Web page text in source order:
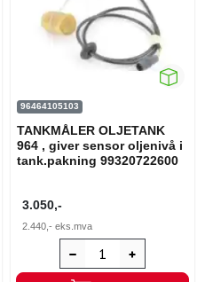
96464105103
TANKMÅLER OLJETANK
964 , giver sensor oljenivå i
tank.pakning 99320722600
3.050,-
2.440,- eks.mva